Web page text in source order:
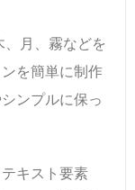
月、霧などを
を簡単に制作
ンプルに保っ
テキスト要素